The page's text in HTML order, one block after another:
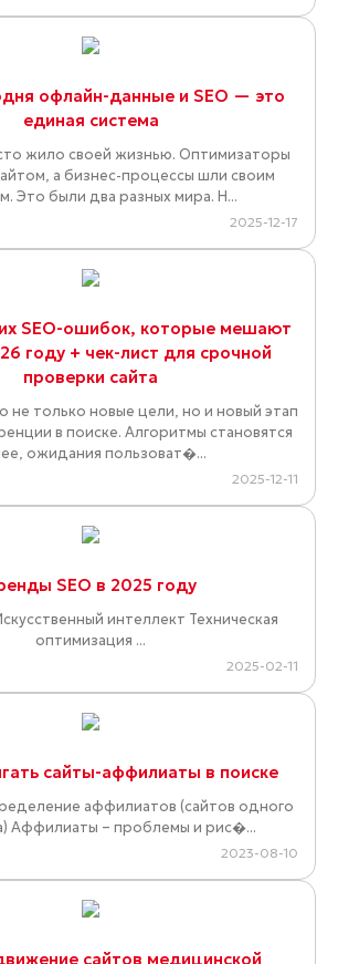
офлайн-данные и SEO — это
единая система
жило своей жизнью. Оптимизаторы
а бизнес-процессы шли своим
Это были два разных мира. Н...
2025-12-17
SEO-ошибок, которые мешают
году + чек-лист для срочной
проверки сайта
не только новые цели, но и новый этап
в поиске. Алгоритмы становятся
ожидания пользоват�...
2025-12-11
SEO в 2025 году
интеллект Техническая
оптимизация ...
2025-02-11
сайты-аффилиаты в поиске
аффилиатов (сайтов одного
Аффилиаты – проблемы и рис�...
2023-08-10
сайтов медицинской